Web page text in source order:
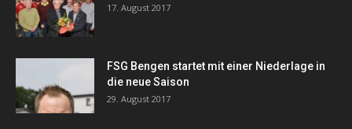
17. August 2017
FSG Bengen startet mit einer Niederlage in
die neue Saison
29. August 2017